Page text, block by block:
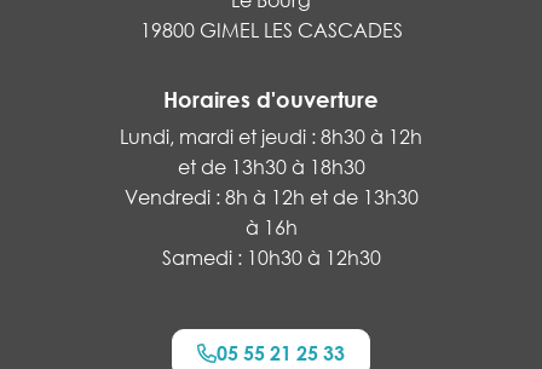
19800 GIMEL LES CASCADES
Horaires d'ouverture
Lundi, mardi et jeudi : 8h30 à 12h
et de 13h30 à 18h30
Vendredi : 8h à 12h et de 13h30
à 16h
Samedi : 10h30 à 12h30
05 55 21 25 33